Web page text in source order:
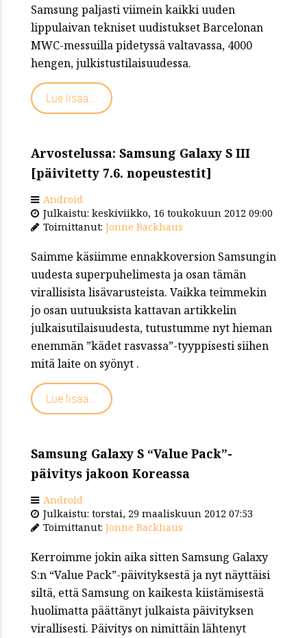
Samsung paljasti viimein kaikki uuden
lippulaivan tekniset uudistukset Barcelonan
MWC-messuilla pidetyssä valtavassa, 4000
hengen, julkistustilaisuudessa.
Lue lisää...
Arvostelussa: Samsung Galaxy S III
[päivitetty 7.6. nopeustestit]
Android
Julkaistu: keskiviikko, 16 toukokuun 2012 09:00
Toimittanut: Jonne Backhaus
Saimme käsiimme ennakkoversion Samsungin
uudesta superpuhelimesta ja osan tämän
virallisista lisävarusteista. Vaikka teimmekin
jo osan uutuuksista kattavan artikkelin
julkaisutilaisuudesta, tutustumme nyt hieman
enemmän ”kädet rasvassa”-tyyppisesti siihen
mitä laite on syönyt .
Lue lisää...
Samsung Galaxy S “Value Pack”-
päivitys jakoon Koreassa
Android
Julkaistu: torstai, 29 maaliskuun 2012 07:53
Toimittanut: Jonne Backhaus
Kerroimme jokin aika sitten Samsung Galaxy
S:n “Value Pack”-päivityksestä ja nyt näyttäisi
siltä, että Samsung on kaikesta kiistämisestä
huolimatta päättänyt julkaista päivityksen
virallisesti. Päivitys on nimittäin lähtenyt